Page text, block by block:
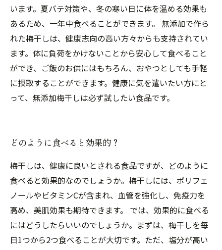
います。夏バテ対策や、冬の寒い日に体を温める効果も
あるため、一年中食べることができます。 無添加で作ら
れた梅干しは、健康志向の高い方々からも支持されてい
ます。体に負荷をかけないことから安心して食べること
ができ、ご飯のお供にはもちろん、おやつとしても手軽
に摂取することができます。健康に気を遣いたい方にと
って、無添加梅干しは必ず試したい食品です。
どのように食べると効果的？
梅干しは、健康に良いとされる食品ですが、どのように
食べると効果的なのでしょうか。梅干しには、ポリフェ
ノールやビタミンCが含まれ、血管を強化し、免疫力を
高め、美肌効果も期待できます。 では、効果的に食べる
にはどうしたらいいのでしょうか。まずは、梅干しを毎
日1つから2つ食べることが大切です。ただ、塩分が高い